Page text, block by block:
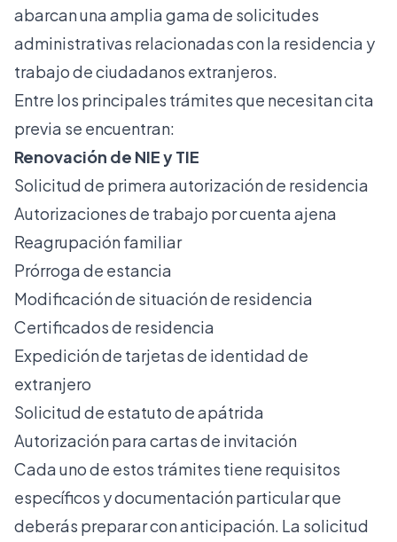
abarcan una amplia gama de solicitudes
administrativas relacionadas con la residencia y
trabajo de ciudadanos extranjeros.
Entre los principales trámites que necesitan cita
previa se encuentran:
Renovación de NIE y TIE
Solicitud de primera autorización de residencia
Autorizaciones de trabajo por cuenta ajena
Reagrupación familiar
Prórroga de estancia
Modificación de situación de residencia
Certificados de residencia
Expedición de tarjetas de identidad de
extranjero
Solicitud de estatuto de apátrida
Autorización para cartas de invitación
Cada uno de estos trámites tiene requisitos
específicos y documentación particular que
deberás preparar con anticipación. La solicitud